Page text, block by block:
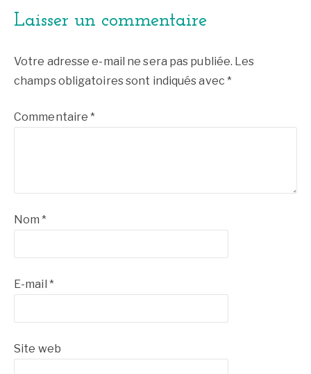
Laisser un commentaire
Votre adresse e-mail ne sera pas publiée. Les
champs obligatoires sont indiqués avec *
Commentaire*
Nom*
E-mail *
Site web